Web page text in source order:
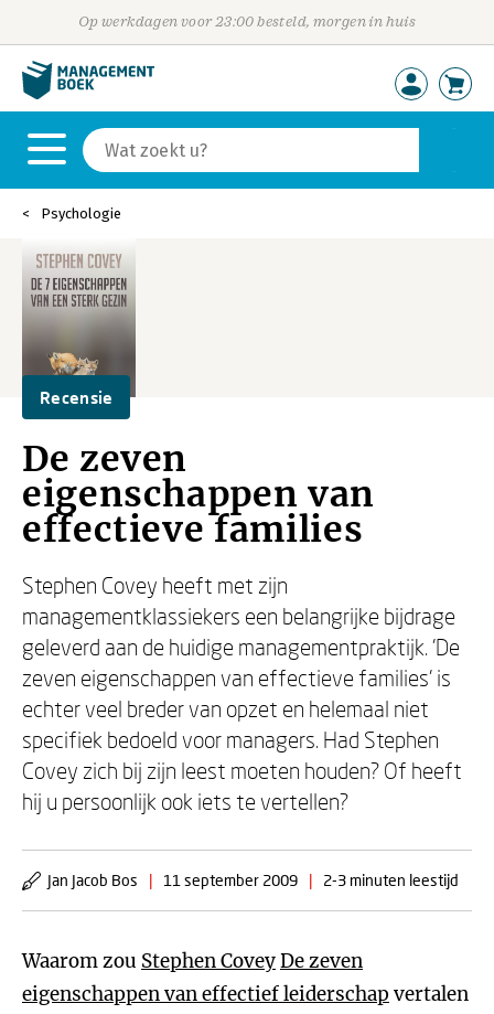
Op werkdagen voor 23:00 besteld, morgen in huis
Psychologie
Recensie
De zeven
eigenschappen van
effectieve families
Stephen Covey heeft met zijn
managementklassiekers een belangrijke bijdrage
geleverd aan de huidige managementpraktijk. 'De
zeven eigenschappen van effectieve families' is
echter veel breder van opzet en helemaal niet
specifiek bedoeld voor managers. Had Stephen
Covey zich bij zijn leest moeten houden? Of heeft
hij u persoonlijk ook iets te vertellen?
Jan Jacob Bos | 11 september 2009 | 2-3 minuten leestijd
Waarom zou Stephen CoveyDe zeven
eigenschappen van effectief leiderschap vertalen